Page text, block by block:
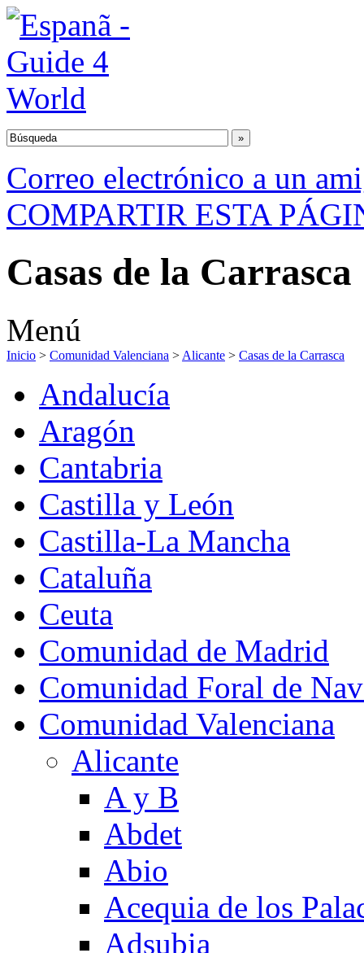
Correo electrónico a un
COMPARTIR ESTA
Casas de la Carrasca
Menú
Inicio > Comunidad Valenciana > Alicante > Casas de la Carrasca
Andalucía
Aragón
Cantabria
Castilla y León
Castilla-La Mancha
Cataluña
Ceuta
Comunidad de Madrid
Comunidad Foral de
Comunidad Valenciana
Alicante
A y B
Abdet
Abio
Acequia de los
Adsubia